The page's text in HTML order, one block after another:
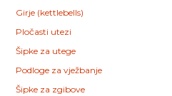
Girje (kettlebells)
Pločasti utezi
Šipke za utege
Podloge za vježbanje
Šipke za zgibove